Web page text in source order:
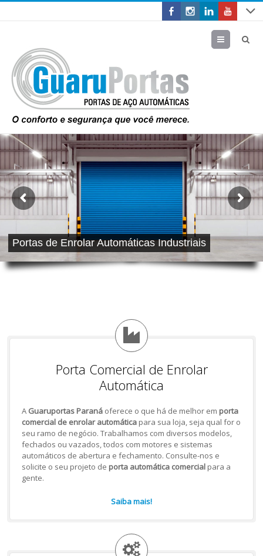
Menu
Portas de Enrolar Automáticas Industriais
Porta Comercial de Enrolar
Automática
A Guaruportas Paranáoferece o que há de melhor em porta
comercial de enrolar automáticapara sua loja, seja qual for o
seu ramo de negócio. Trabalhamos com diversos modelos,
fechados ou vazados, todos com motores e sistemas
automáticos de abertura e fechamento. Consulte-nos e
solicite o seu projeto de porta automática comercialpara a
gente.
Saiba mais!